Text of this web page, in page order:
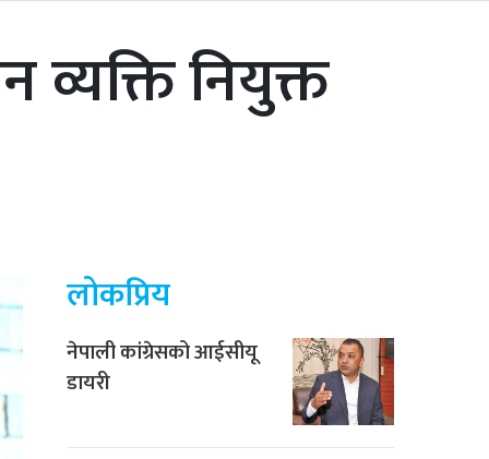
व्यक्ति नियुक्त
लोकप्रिय
नेपाली कांग्रेसको आईसीयू
डायरी